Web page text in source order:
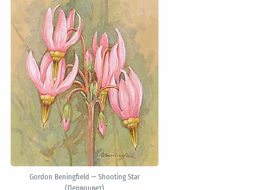
Gordon Beningfield — Shooting Star
(Первоцвет)